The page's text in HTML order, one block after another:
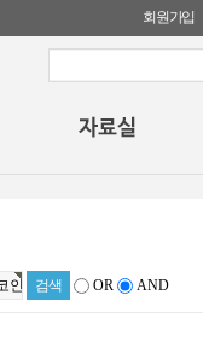
회원가입
OR AND